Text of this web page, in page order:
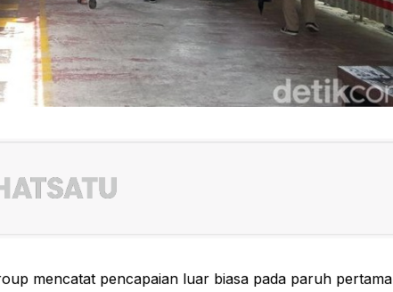
mencatat pencapaian luar biasa pada paruh pertama